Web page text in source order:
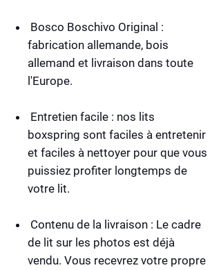
Bosco Boschivo Original :
fabrication allemande, bois
allemand et livraison dans toute
l'Europe.
Entretien facile : nos lits
boxspring sont faciles à entretenir
et faciles à nettoyer pour que vous
puissiez profiter longtemps de
votre lit.
Contenu de la livraison : Le cadre
de lit sur les photos est déjà
vendu. Vous recevrez votre propre